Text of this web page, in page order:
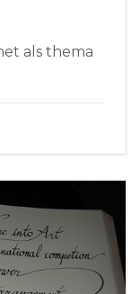
als thema